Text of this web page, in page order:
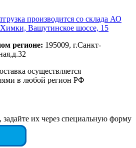
производится со склада АО
Вашутинское шоссе, 15
регионе: 195009, г.Санкт-
осуществляется
в любой регион РФ
задайте их через специальную форму